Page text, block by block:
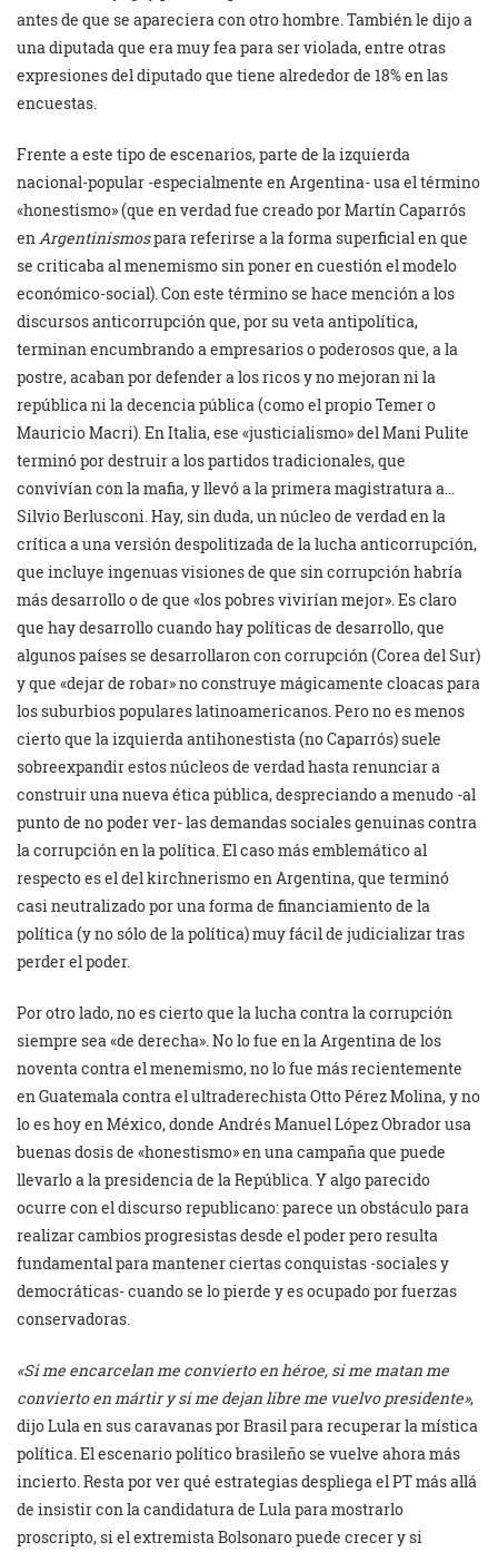
antes de que se apareciera con otro hombre. También le dijo a
una diputada que era muy fea para ser violada, entre otras
expresiones del diputado que tiene alrededor de 18% en las
encuestas.
Frente a este tipo de escenarios, parte de la izquierda
nacional-popular -especialmente en Argentina- usa el término
«honestismo» (que en verdad fue creado por Martín Caparrós
enArgentinismospara referirse a la forma superficial en que
se criticaba al menemismo sin poner en cuestión el modelo
económico-social). Con este término se hace mención a los
discursos anticorrupción que, por su veta antipolítica,
terminan encumbrando a empresarios o poderosos que, a la
postre, acaban por defender a los ricos y no mejoran ni la
república ni la decencia pública (como el propio Temer o
Mauricio Macri). En Italia, ese «justicialismo» del Mani Pulite
terminó por destruir a los partidos tradicionales, que
convivían con la mafia, y llevó a la primera magistratura a…
Silvio Berlusconi. Hay, sin duda, un núcleo de verdad en la
crítica a una versión despolitizada de la lucha anticorrupción,
que incluye ingenuas visiones de que sin corrupción habría
más desarrollo o de que «los pobres vivirían mejor». Es claro
que hay desarrollo cuando hay políticas de desarrollo, que
algunos países se desarrollaron con corrupción (Corea del Sur)
y que «dejar de robar» no construye mágicamente cloacas para
los suburbios populares latinoamericanos. Pero no es menos
cierto que la izquierda antihonestista (no Caparrós) suele
sobreexpandir estos núcleos de verdad hasta renunciar a
construir una nueva ética pública, despreciando a menudo -al
punto de no poder ver- las demandas sociales genuinas contra
la corrupción en la política. El caso más emblemático al
respecto es el del kirchnerismo en Argentina, que terminó
casi neutralizado por una forma de financiamiento de la
política (y no sólo de la política) muy fácil de judicializar tras
perder el poder.
Por otro lado, no es cierto que la lucha contra la corrupción
siempre sea «de derecha». No lo fue en la Argentina de los
noventa contra el menemismo, no lo fue más recientemente
en Guatemala contra el ultraderechista Otto Pérez Molina, y no
lo es hoy en México, donde Andrés Manuel López Obrador usa
buenas dosis de «honestismo» en una campaña que puede
llevarlo a la presidencia de la República. Y algo parecido
ocurre con el discurso republicano: parece un obstáculo para
realizar cambios progresistas desde el poder pero resulta
fundamental para mantener ciertas conquistas -sociales y
democráticas- cuando se lo pierde y es ocupado por fuerzas
conservadoras.
«Si me encarcelan me convierto en héroe, si me matan me
convierto en mártir y si me dejan libre me vuelvo presidente»,
dijo Lula en sus caravanas por Brasil para recuperar la mística
política. El escenario político brasileño se vuelve ahora más
incierto. Resta por ver qué estrategias despliega el PT más allá
de insistir con la candidatura de Lula para mostrarlo
proscripto, si el extremista Bolsonaro puede crecer y si